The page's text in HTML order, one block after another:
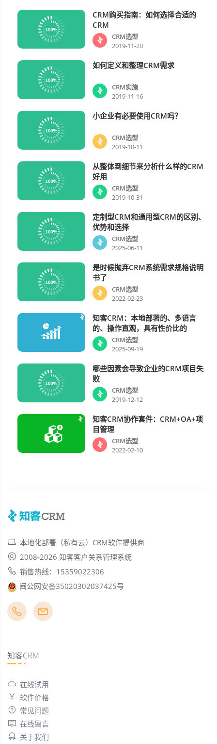
CRM购买指南：如何选择合适的
CRM
CRM选型
2019-11-20
如何定义和整理CRM需求
CRM实施
2019-11-16
小企业有必要使用CRM吗？
CRM选型
2019-10-11
从整体到细节来分析什么样的CRM
好用
CRM选型
2019-10-31
定制型CRM和通用型CRM的区别、
优势和选择
CRM选型
2025-06-11
是时候抛弃CRM系统需求规格说明
书了
CRM选型
2022-02-23
知客CRM：本地部署的、多语言
的、操作直观，具有性价比的
CRM选型
2025-09-19
哪些因素会导致企业的CRM项目失
败
CRM选型
2019-12-12
知客CRM协作套件：CRM+OA+项
目管理
CRM选型
2022-02-10
本地化部署（私有云）CRM软件提供商
2008-2026 知客客户关系管理系统
销售热线：15359022306
闽公网安备35020302037425号
知客CRM
在线试用
软件价格
常见问题
在线留言
关于我们